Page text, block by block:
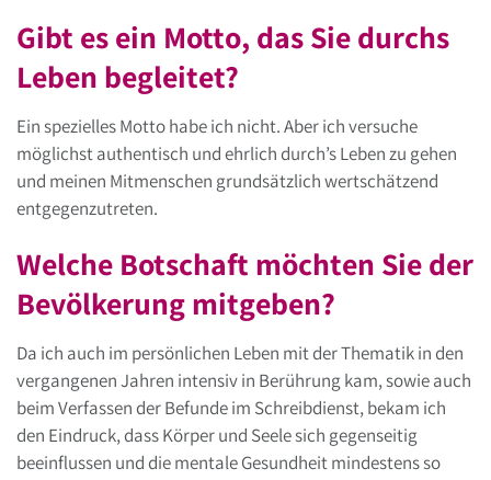
Gibt es ein Motto, das Sie durchs
Leben begleitet?
Ein spezielles Motto habe ich nicht. Aber ich versuche
möglichst authentisch und ehrlich durch’s Leben zu gehen
und meinen Mitmenschen grundsätzlich wertschätzend
entgegenzutreten.
Welche Botschaft möchten Sie der
Bevölkerung mitgeben?
Da ich auch im persönlichen Leben mit der Thematik in den
vergangenen Jahren intensiv in Berührung kam, sowie auch
beim Verfassen der Befunde im Schreibdienst, bekam ich
den Eindruck, dass Körper und Seele sich gegenseitig
beeinflussen und die mentale Gesundheit mindestens so